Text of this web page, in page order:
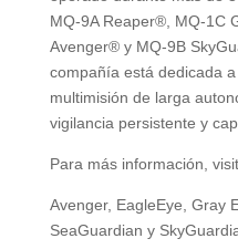
MQ-9A Reaper®, MQ-1C
Avenger® y MQ-9B
compañía está dedicada
multimisión de larga
vigilancia persistente y
Para más información,
Avenger, EagleEye, Gray
SeaGuardian y